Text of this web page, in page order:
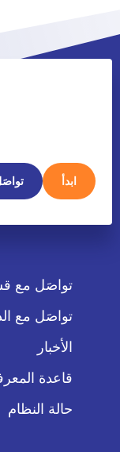
ابدأ
تواصَل مع
تواصَل مع
الأخبار
قاعدة
حالة النظام